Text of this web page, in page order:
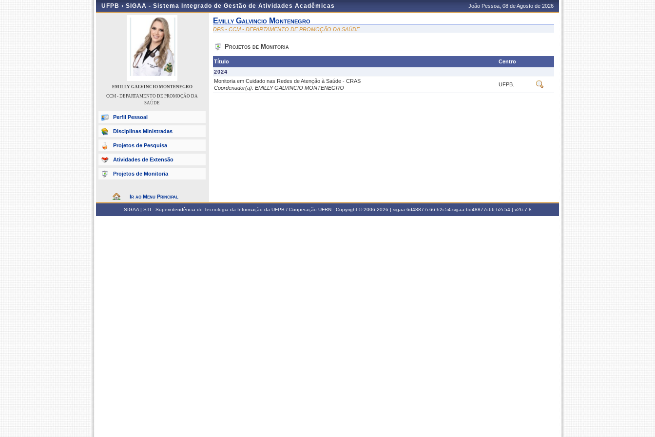
UFPB › SIGAA - Sistema Integrado de Gestão de Atividades Acadêmicas João Pessoa, 08 de Agosto de 2026
EMILLY GALVINCIO MONTENEGRO
CCM - DEPARTAMENTO DE PROMOÇÃO DA
SAÚDE
Perfil Pessoal
Disciplinas Ministradas
Projetos de Pesquisa
Atividades de Extensão
Projetos de Monitoria
Ir ao Menu Principal
Emilly Galvincio Montenegro
DPS - CCM - DEPARTAMENTO DE PROMOÇÃO DA SAÚDE
Projetos de Monitoria
Título
Centro
2024
Monitoria em Cuidado nas Redes de Atenção à Saúde - CRAS
Coordenador(a): EMILLY GALVINCIO MONTENEGRO
UFPB.
SIGAA | STI - Superintendência de Tecnologia da Informação da UFPB / Cooperação UFRN - Copyright © 2006-2026 | sigaa-6d48877c66-h2c54.sigaa-6d48877c66-h2c54 | v26.7.8